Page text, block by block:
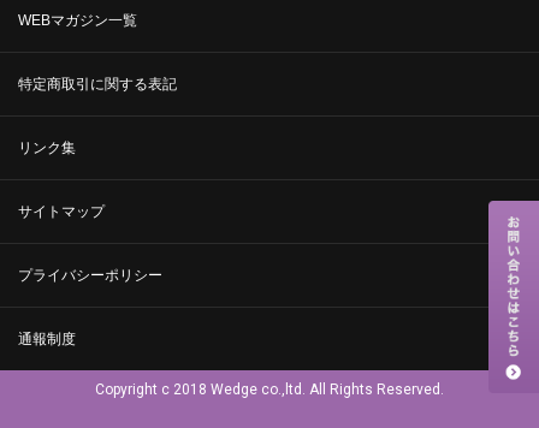
WEBマガジン一覧
特定商取引に関する表記
リンク集
サイトマップ
プライバシーポリシー
通報制度
Copyright c 2018 Wedge co.,ltd. All Rights Reserved.